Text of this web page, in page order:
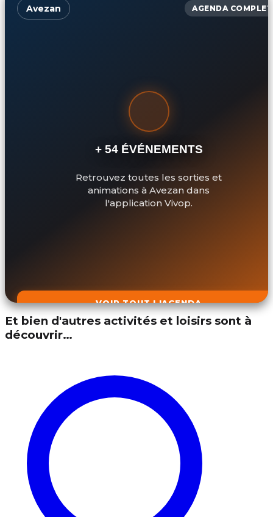
Avezan AGENDA COMPLET
+ 54 ÉVÉNEMENTS
Retrouvez toutes les sorties et
animations à Avezan dans
l'application Vivop.
VOIR TOUT L'AGENDA
Et bien d'autres activités et loisirs sont à
découvrir…